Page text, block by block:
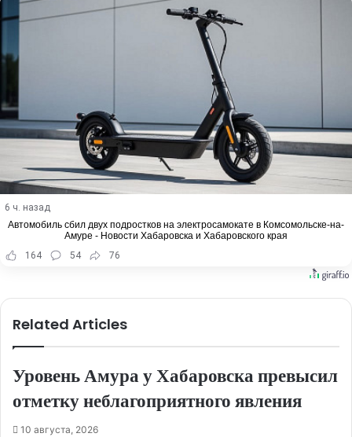
6 ч. назад
Автомобиль сбил двух подростков на электросамокате в Комсомольске-на-
Амуре - Новости Хабаровска и Хабаровского края
164
54 76
Related Articles
Уровень Амура у Хабаровска превысил
отметку неблагоприятного явления
10 августа, 2026